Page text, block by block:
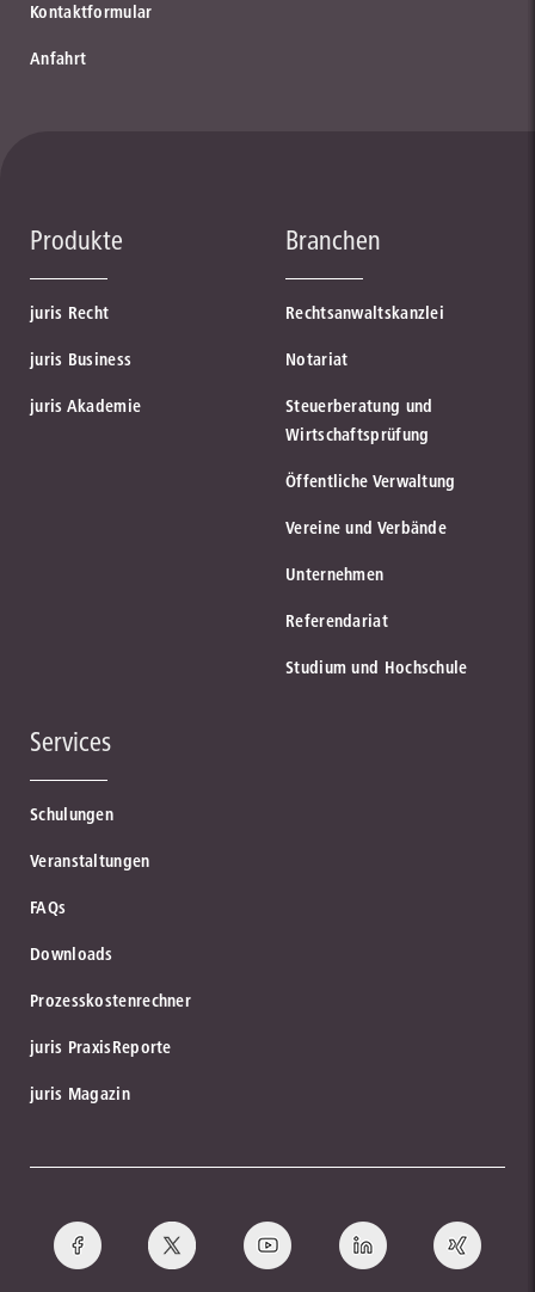
Kontaktformular
Anfahrt
Produkte
juris Recht
juris Business
juris Akademie
Branchen
Rechtsanwaltskanzlei
Notariat
Steuerberatung und
Wirtschaftsprüfung
Öffentliche Verwaltung
Vereine und Verbände
Unternehmen
Referendariat
Studium und Hochschule
Services
Schulungen
Veranstaltungen
FAQs
Downloads
Prozesskostenrechner
juris PraxisReporte
juris Magazin